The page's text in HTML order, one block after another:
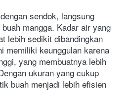
sendok, langsung
mangga. Kadar air yang
lebih sedikit dibandingkan
memiliki keunggulan karena
yang membuatnya lebih
ukuran yang cukup
buah menjadi lebih efisien